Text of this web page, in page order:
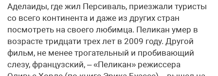
Аделаиды, где жил Персиваль, приезжали туристы
со всего континента и даже из других стран
посмотреть на своего любимца. Пеликан умер в
возрасте тридцати трех лет в 2009 году. Другой
фильм, не менее трогательный и пробивающий
слезу, французский, – «Пеликан» режиссера